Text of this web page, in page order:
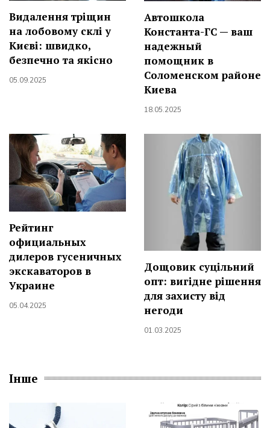
Видалення тріщин
на лобовому склі у
Києві: швидко,
безпечно та якісно
05.09.2025
Автошкола
Константа-ГС — ваш
надежный
помощник в
Соломенском районе
Киева
18.05.2025
Рейтинг
официальных
дилеров гусеничных
экскаваторов в
Украине
05.04.2025
Дощовик суцільний
опт: вигідне рішення
для захисту від
негоди
01.03.2025
Інше